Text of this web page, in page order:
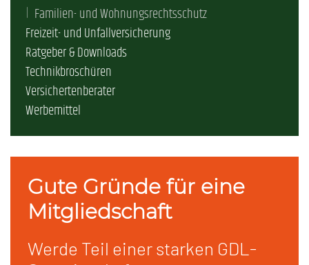
Familien- und Wohnungsrechtsschutz
Freizeit- und Unfallversicherung
Ratgeber & Downloads
Technikbroschüren
Versichertenberater
Werbemittel
Gute Gründe für eine
Mitgliedschaft
Werde Teil einer starken GDL-